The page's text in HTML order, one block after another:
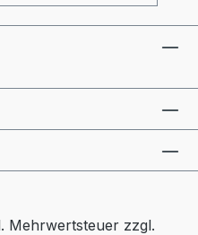
und
Trocknern-
separater
Automatischen
Mehrwertsteuer zzgl.